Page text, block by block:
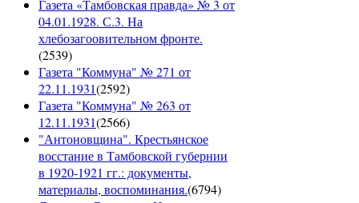
Газета «Тамбовская правда» № 3 от
04.01.1928. С.3. На
хлебозагоовительном фронте.
(2539)
Газета "Коммуна" № 271 от
22.11.1931(2592)
Газета "Коммуна" № 263 от
12.11.1931(2566)
"Антоновщина". Крестьянское
восстание в Тамбовской губернии
в 1920-1921 гг.: документы,
материалы, воспоминания.(6794)